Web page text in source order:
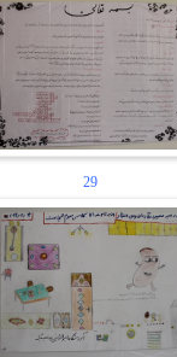
29